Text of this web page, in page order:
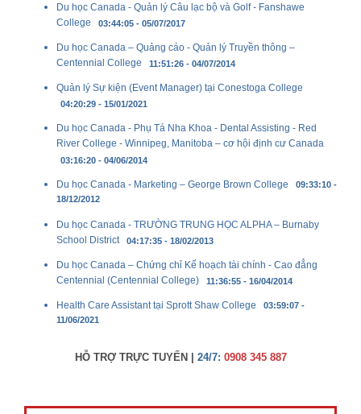
Du học Canada - Quản lý Câu lạc bộ và Golf - Fanshawe
College 03:44:05 - 05/07/2017
Du học Canada – Quảng cáo - Quản lý Truyền thông –
Centennial College 11:51:26 - 04/07/2014
Quản lý Sự kiện (Event Manager) tại Conestoga College
04:20:29 - 15/01/2021
Du học Canada - Phụ Tá Nha Khoa - Dental Assisting - Red
River College - Winnipeg, Manitoba – cơ hội định cư Canada
03:16:20 - 04/06/2014
Du học Canada - Marketing – George Brown College 09:33:10 -
18/12/2012
Du học Canada - TRƯỜNG TRUNG HỌC ALPHA – Burnaby
School District 04:17:35 - 18/02/2013
Du học Canada – Chứng chỉ Kế hoạch tài chính - Cao đẳng
Centennial (Centennial College) 11:36:55 - 16/04/2014
Health Care Assistant tại Sprott Shaw College 03:59:07 -
11/06/2021
HỖ TRỢ TRỰC TUYẾN | 24/7: 0908 345 887